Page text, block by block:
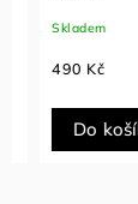
Skladem
490 Kč
Do košíku